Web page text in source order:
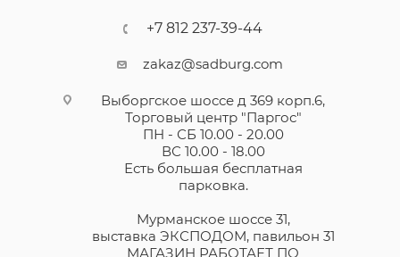
+7 812 237-39-44
zakaz@sadburg.com
Выборгское шоссе д 369 корп.6,
Торговый центр "Паргос"
ПН - СБ 10.00 - 20.00
ВС 10.00 - 18.00
Есть большая бесплатная
парковка.
Мурманское шоссе 31,
выставка ЭКСПОДОМ, павильон 31
МАГАЗИН РАБОТАЕТ ПО